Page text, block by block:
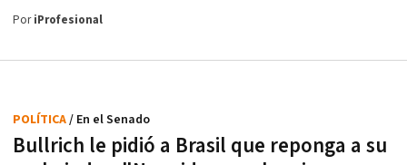
PoriProfesional
Bullrich le pidió a Brasil que reponga a su
POLÍTICA/ En el Senado